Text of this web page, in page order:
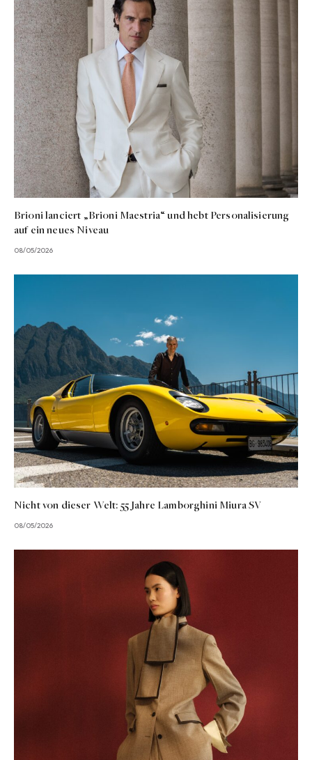
Brioni lanciert „Brioni Maestria“ und hebt Personalisierung
auf ein neues Niveau
08/05/2026
Nicht von dieser Welt: 55 Jahre Lamborghini Miura SV
08/05/2026